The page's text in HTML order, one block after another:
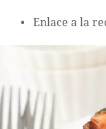
Enlace a la